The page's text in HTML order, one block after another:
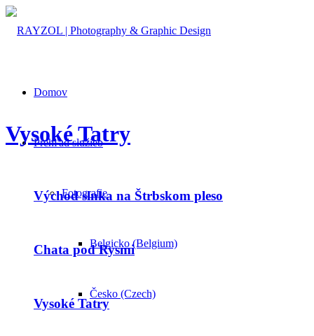
Domov
Prehľad služieb
Fotografie
Belgicko (Belgium)
Česko (Czech)
Vysoké Tatry
Východ slnka na Štrbskom pleso
Chata pod Rysmi
Vysoké Tatry